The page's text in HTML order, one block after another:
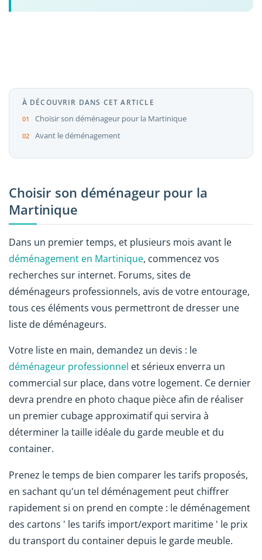
À DÉCOUVRIR DANS CET ARTICLE
Choisir son déménageur pour la Martinique
Avant le déménagement
Choisir son déménageur pour la
Martinique
Dans un premier temps, et plusieurs mois avant le
déménagement en Martinique, commencez vos
recherches sur internet. Forums, sites de
déménageurs professionnels, avis de votre entourage,
tous ces éléments vous permettront de dresser une
liste de déménageurs.
Votre liste en main, demandez un devis : le
déménageur professionnel et sérieux enverra un
commercial sur place, dans votre logement. Ce dernier
devra prendre en photo chaque pièce afin de réaliser
un premier cubage approximatif qui servira à
déterminer la taille idéale du garde meuble et du
container.
Prenez le temps de bien comparer les tarifs proposés,
en sachant qu'un tel déménagement peut chiffrer
rapidement si on prend en compte : le déménagement
des cartons ' les tarifs import/export maritime ' le prix
du transport du container depuis le garde meuble.